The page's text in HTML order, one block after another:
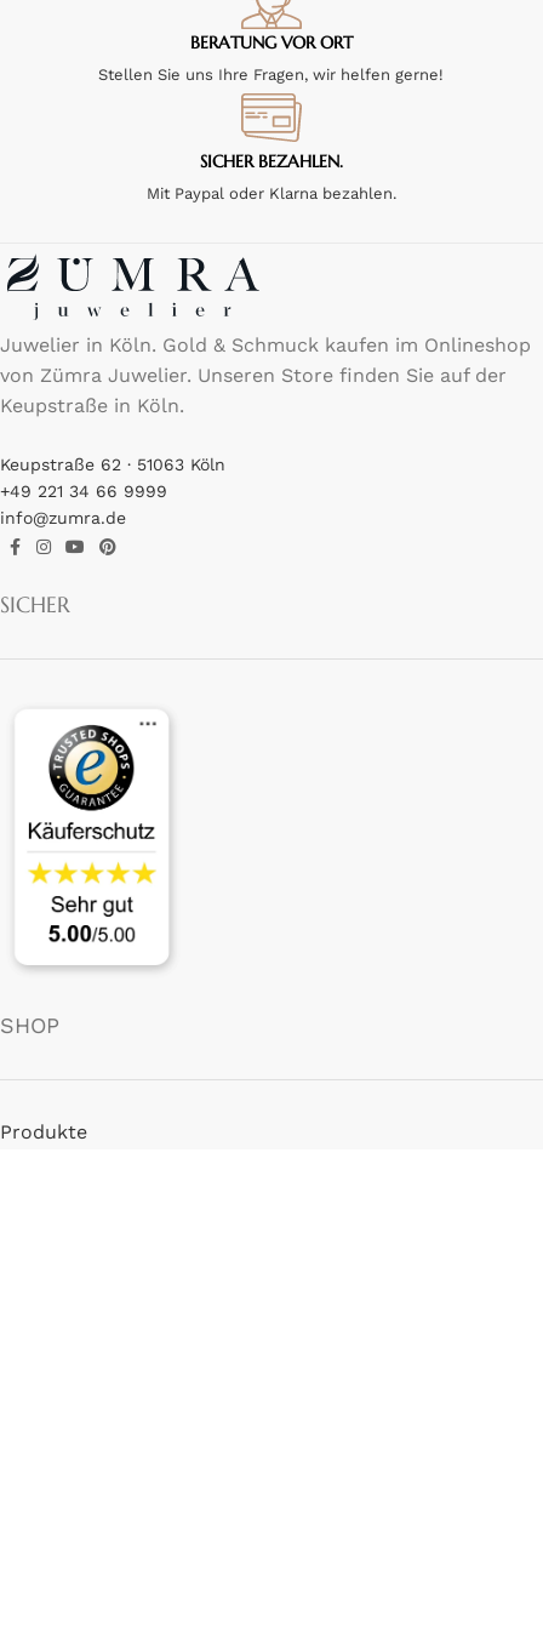
BERATUNG VOR ORT
Stellen Sie uns Ihre Fragen, wir helfen gerne!
SICHER BEZAHLEN.
Mit Paypal oder Klarna bezahlen.
Juwelier in Köln. Gold & Schmuck kaufen im Onlineshop
von Zümra Juwelier. Unseren Store finden Sie auf der
Keupstraße in Köln.
Keupstraße 62 · 51063 Köln
+49 221 34 66 9999
info@zumra.de
SICHER
SHOP
Produkte